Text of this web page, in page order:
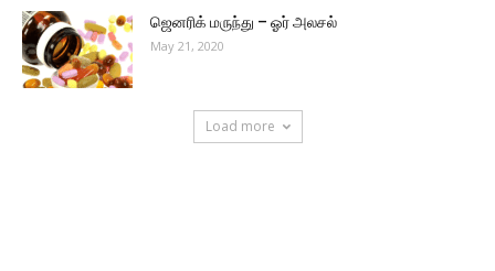
ஜெனரிக் மருந்து – ஓர் அலசல்
May 21, 2020
Load more